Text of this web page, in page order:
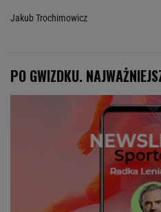
Jakub Trochimowicz